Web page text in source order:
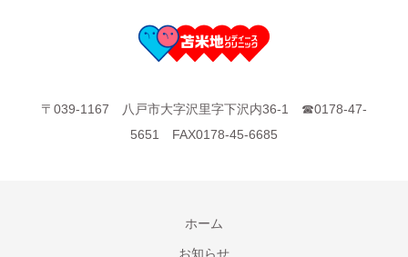
〒039-1167 八戸市大字沢里字下沢内36-1 ☎0178-47-
5651 FAX0178-45-6685
ホーム
お知らせ